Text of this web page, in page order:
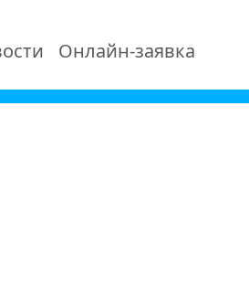
Онлайн-заявка